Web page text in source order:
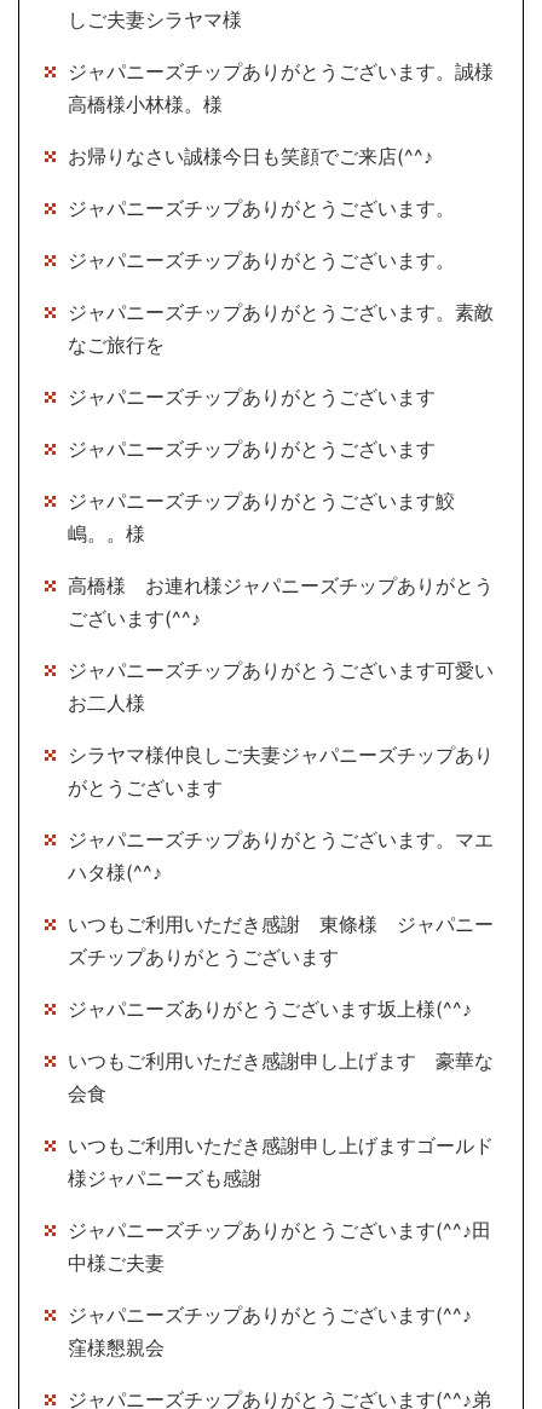
しご夫妻シラヤマ様
ジャパニーズチップありがとうございます。誠様
高橋様小林様。様
お帰りなさい誠様今日も笑顔でご来店(^^♪
ジャパニーズチップありがとうございます。
ジャパニーズチップありがとうございます。
ジャパニーズチップありがとうございます。素敵
なご旅行を
ジャパニーズチップありがとうございます
ジャパニーズチップありがとうございます
ジャパニーズチップありがとうございます鮫
嶋。。様
高橋様 お連れ様ジャパニーズチップありがとう
ございます(^^♪
ジャパニーズチップありがとうございます可愛い
お二人様
シラヤマ様仲良しご夫妻ジャパニーズチップあり
がとうございます
ジャパニーズチップありがとうございます。マエ
ハタ様(^^♪
いつもご利用いただき感謝 東條様 ジャパニー
ズチップありがとうございます
ジャパニーズありがとうございます坂上様(^^♪
いつもご利用いただき感謝申し上げます 豪華な
会食
いつもご利用いただき感謝申し上げますゴールド
様ジャパニーズも感謝
ジャパニーズチップありがとうございます(^^♪田
中様ご夫妻
ジャパニーズチップありがとうございます(^^♪
窪様懇親会
ジャパニーズチップありがとうございます(^^♪弟